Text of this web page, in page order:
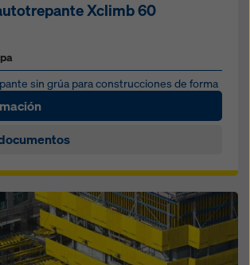
Xclimb 60
sin grúa para construcciones de forma
altura